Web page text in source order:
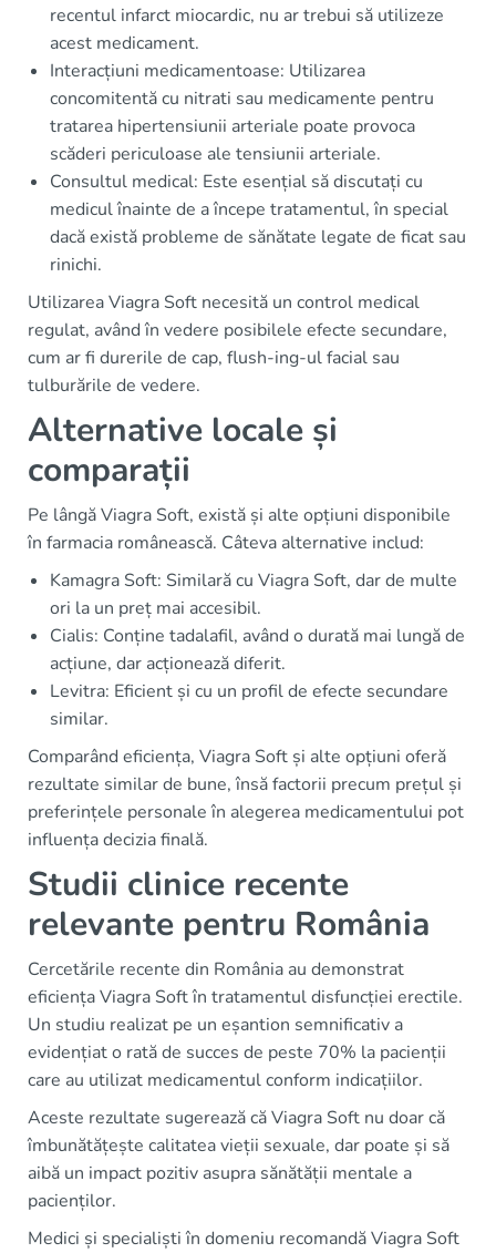
recentul infarct miocardic, nu ar trebui să utilizeze
acest medicament.
Interacțiuni medicamentoase: Utilizarea
concomitentă cu nitrati sau medicamente pentru
tratarea hipertensiunii arteriale poate provoca
scăderi periculoase ale tensiunii arteriale.
Consultul medical: Este esențial să discutați cu
medicul înainte de a începe tratamentul, în special
dacă există probleme de sănătate legate de ficat sau
rinichi.
Utilizarea Viagra Soft necesită un control medical
regulat, având în vedere posibilele efecte secundare,
cum ar fi durerile de cap, flush-ing-ul facial sau
tulburările de vedere.
Alternative locale și
comparații
Pe lângă Viagra Soft, există și alte opțiuni disponibile
în farmacia românească. Câteva alternative includ:
Kamagra Soft: Similară cu Viagra Soft, dar de multe
ori la un preț mai accesibil.
Cialis: Conține tadalafil, având o durată mai lungă de
acțiune, dar acționează diferit.
Levitra: Eficient și cu un profil de efecte secundare
similar.
Comparând eficiența, Viagra Soft și alte opțiuni oferă
rezultate similar de bune, însă factorii precum prețul și
preferințele personale în alegerea medicamentului pot
influența decizia finală.
Studii clinice recente
relevante pentru România
Cercetările recente din România au demonstrat
eficiența Viagra Soft în tratamentul disfuncției erectile.
Un studiu realizat pe un eșantion semnificativ a
evidențiat o rată de succes de peste 70% la pacienții
care au utilizat medicamentul conform indicațiilor.
Aceste rezultate sugerează că Viagra Soft nu doar că
îmbunătățește calitatea vieții sexuale, dar poate și să
aibă un impact pozitiv asupra sănătății mentale a
pacienților.
Medici și specialiști în domeniu recomandă Viagra Soft